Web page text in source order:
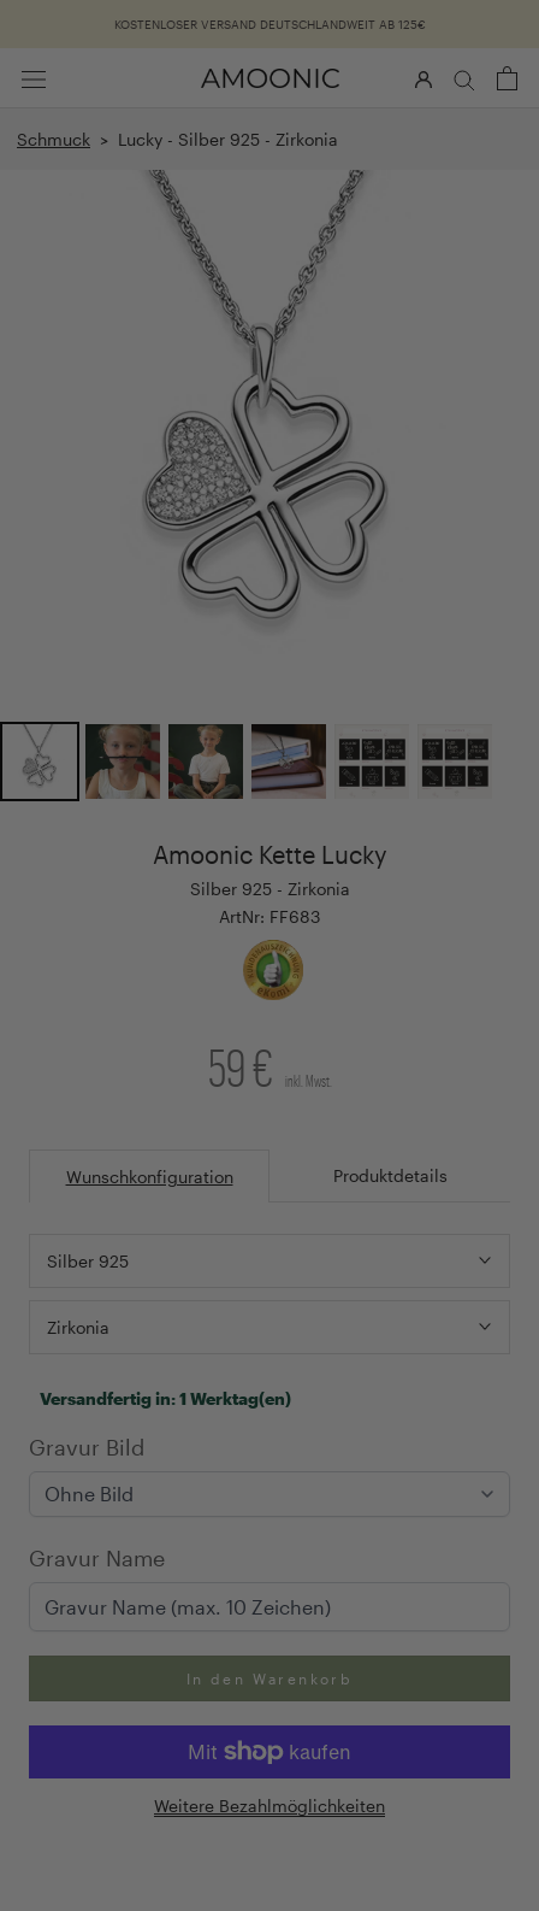
KOSTENLOSER VERSAND DEUTSCHLANDWEIT AB 125€
Schmuck > Lucky - Silber 925 - Zirkonia
Amoonic Kette Lucky
Silber 925 - Zirkonia
ArtNr: FF683
59 € inkl. Mwst.
Wunschkonfiguration Produktdetails
Silber 925
Zirkonia
Versandfertig in:1 Werktag(en)
Gravur Bild
Gravur Name
In den Warenkorb
Weitere Bezahlmöglichkeiten